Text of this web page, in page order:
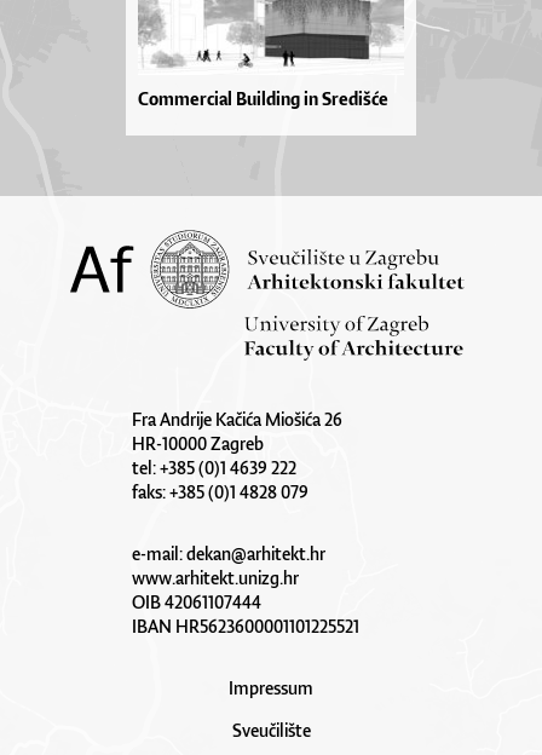
Commercial Building in Središće
Fra Andrije Kačića Miošića 26
HR-10000 Zagreb
tel: +385 (0)1 4639 222
faks: +385 (0)1 4828 079
e-mail:dekan@arhitekt.hr
www.arhitekt.unizg.hr
OIB 42061107444
IBAN HR5623600001101225521
Impressum
Sveučilište